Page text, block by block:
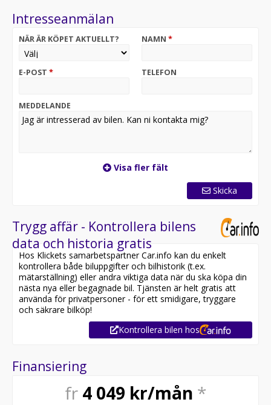
eller ring oss direkt på 010-497 44 90.
Öppettider:
Intresseanmälan
NÄR ÄR KÖPET AKTUELLT? NAMN *
E-POST * TELEFON
MEDDELANDE
Visa fler fält
Skicka
Trygg affär - Kontrollera bilens
data och historia gratis
Hos Klickets samarbetspartner Car.info kan du enkelt
kontrollera både biluppgifter och bilhistorik (t.ex.
mätarställning) eller andra viktiga data när du ska köpa din
nästa nya eller begagnade bil. Tjänsten är helt gratis att
använda för privatpersoner - för ett smidigare, tryggare
och säkrare bilköp!
Kontrollera bilen hos
Finansiering
fr 4 049 kr/mån *